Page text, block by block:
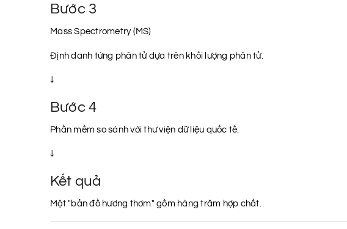
Bước 3
Mass Spectrometry (MS)
Định danh từng phân tử dựa trên khối lượng phân tử.
↓
Bước 4
Phần mềm so sánh với thư viện dữ liệu quốc tế.
↓
Kết quả
Một "bản đồ hương thơm" gồm hàng trăm hợp chất.